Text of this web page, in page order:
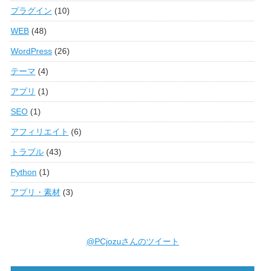
プラグイン (10)
WEB(48)
WordPress(26)
テーマ (4)
アプリ (1)
SEO(1)
アフィリエイト (6)
トラブル(43)
Python (1)
アプリ・素材(3)
@PCjozuさんのツイート